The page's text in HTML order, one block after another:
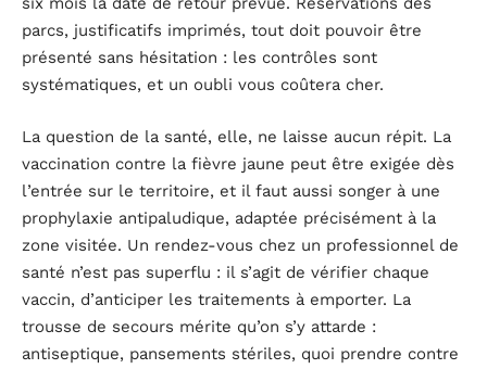
parcs, justificatifs imprimés, tout doit pouvoir être
présenté sans hésitation : les contrôles sont
systématiques, et un oubli vous coûtera cher.
La question de la santé, elle, ne laisse aucun répit. La
vaccination contre la fièvre jaune peut être exigée dès
l’entrée sur le territoire, et il faut aussi songer à une
prophylaxie antipaludique, adaptée précisément à la
zone visitée. Un rendez-vous chez un professionnel de
santé n’est pas superflu : il s’agit de vérifier chaque
vaccin, d’anticiper les traitements à emporter. La
trousse de secours mérite qu’on s’y attarde :
antiseptique, pansements stériles, quoi prendre contre